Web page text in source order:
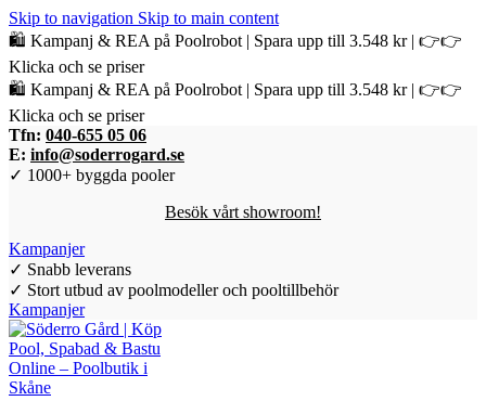
Skip to navigation Skip to main content
🛍️ Kampanj & REA på Poolrobot | Spara upp till 3.548 kr | 👉👉
Klicka och se priser
🛍️ Kampanj & REA på Poolrobot | Spara upp till 3.548 kr | 👉👉
Klicka och se priser
Tfn: 040-655 05 06
E: info@soderrogard.se
✓ 1000+ byggda pooler
Besök vårt showroom!
Kampanjer
✓ Snabb leverans
✓ Stort utbud av poolmodeller och pooltillbehör
Kampanjer